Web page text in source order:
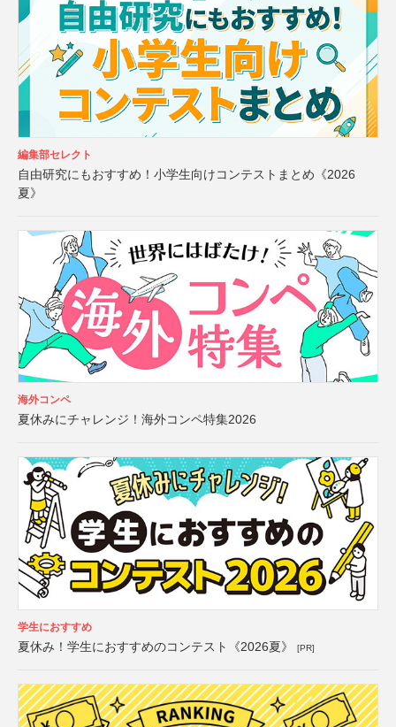
編集部セレクト
自由研究にもおすすめ！小学生向けコンテストまとめ《2026
夏》
海外コンペ
夏休みにチャレンジ！海外コンペ特集2026
学生におすすめ
夏休み！学生におすすめのコンテスト《2026夏》 [PR]